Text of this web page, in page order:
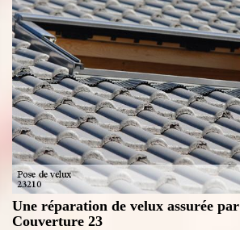
Une réparation de velux assurée
Couverture 23